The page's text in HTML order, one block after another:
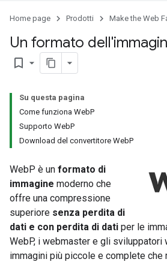
Home page Prodotti Make the Web
Un formato
bookmark_border
Su questa pagina
Come funziona WebP
Supporto WebP
Download del convertitore WebP
WebP è un formato di
immagine moderno che
offre una compressione
superiore senza perdita di
dati e con perdita di dati per le
WebP, i webmaster e gli sviluppatori
immagini più piccole e complete che